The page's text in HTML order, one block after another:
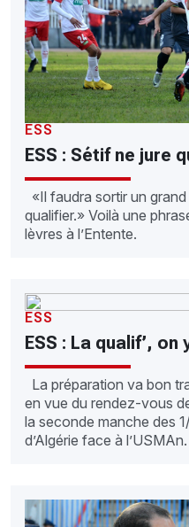
ESS
ESS : Sétif ne jure
«Il faudra sortir un
qualifier.» Voilà une
lèvres à l’Entente.
ESS
ESS : La qualif’, on
La préparation va bon
en vue du rendez-vous
la seconde manche des
d’Algérie face à l’USMAn.